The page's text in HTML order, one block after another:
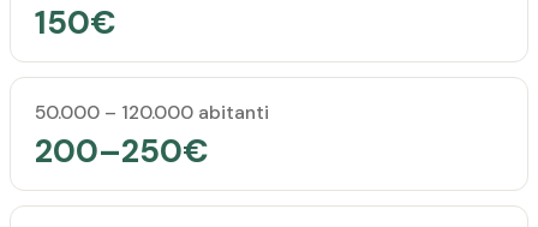
150€
50.000 – 120.000 abitanti
200–250€